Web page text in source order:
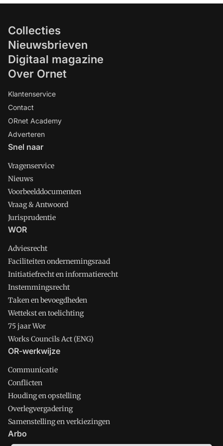
Collecties
Nieuwsbrieven
Digitaal magazine
Over Ornet
Klantenservice
Contact
ORnet Academy
Adverteren
Snel naar
Vragenservice
Nieuws
Voorbeelddocumenten
Vraag & Antwoord
Jurisprudentie
WOR
Adviesrecht
Faciliteiten ondernemingsraad
Initiatiefrecht en informatierecht
Instemmingsrecht
Taken en bevoegdheden
Wettekst en toelichting
75 jaar Wor
Works Councils Act (ENG)
OR-werkwijze
Communicatie
Conflicten
Houding en opstelling
Overlegvergadering
Samenstelling en verkiezingen
Arbo